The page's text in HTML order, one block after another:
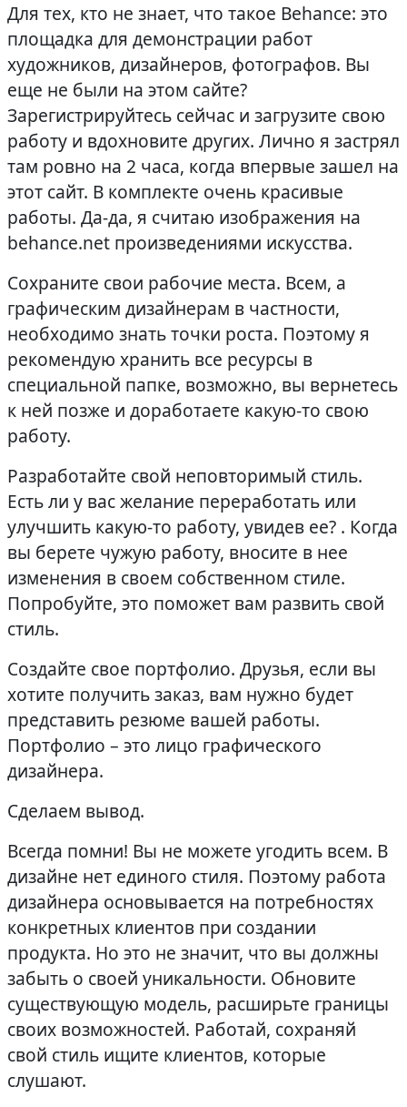
Для тех, кто не знает, что такое Behance: это
площадка для демонстрации работ
художников, дизайнеров, фотографов. Вы
еще не были на этом сайте?
Зарегистрируйтесь сейчас и загрузите свою
работу и вдохновите других. Лично я застрял
там ровно на 2 часа, когда впервые зашел на
этот сайт. В комплекте очень красивые
работы. Да-да, я считаю изображения на
behance.net произведениями искусства.
Сохраните свои рабочие места. Всем, а
графическим дизайнерам в частности,
необходимо знать точки роста. Поэтому я
рекомендую хранить все ресурсы в
специальной папке, возможно, вы вернетесь
к ней позже и доработаете какую-то свою
работу.
Разработайте свой неповторимый стиль.
Есть ли у вас желание переработать или
улучшить какую-то работу, увидев ее? . Когда
вы берете чужую работу, вносите в нее
изменения в своем собственном стиле.
Попробуйте, это поможет вам развить свой
стиль.
Создайте свое портфолио. Друзья, если вы
хотите получить заказ, вам нужно будет
представить резюме вашей работы.
Портфолио – это лицо графического
дизайнера.
Сделаем вывод.
Всегда помни! Вы не можете угодить всем. В
дизайне нет единого стиля. Поэтому работа
дизайнера основывается на потребностях
конкретных клиентов при создании
продукта. Но это не значит, что вы должны
забыть о своей уникальности. Обновите
существующую модель, расширьте границы
своих возможностей. Работай, сохраняй
свой стиль ищите клиентов, которые
слушают.